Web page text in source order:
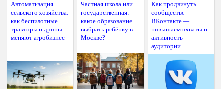
Автоматизация
сельского хозяйства:
как беспилотные
тракторы и дроны
меняют агробизнес
Частная школа или
государственная:
какое образование
выбрать ребёнку в
Москве?
Как продвинуть
сообщество
ВКонтакте —
повышаем охваты и
активность
аудитории